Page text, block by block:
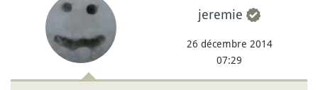
jeremie
26 décembre 2014
07:29